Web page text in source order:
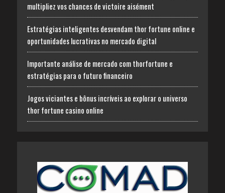
multipliez vos chances de victoire aisément
Estratégias inteligentes desvendam thor fortune online e
oportunidades lucrativas no mercado digital
Importante análise de mercado com thorfortune e
estratégias para o futuro financeiro
Jogos viciantes e bônus incríveis ao explorar o universo
thor fortune casino online